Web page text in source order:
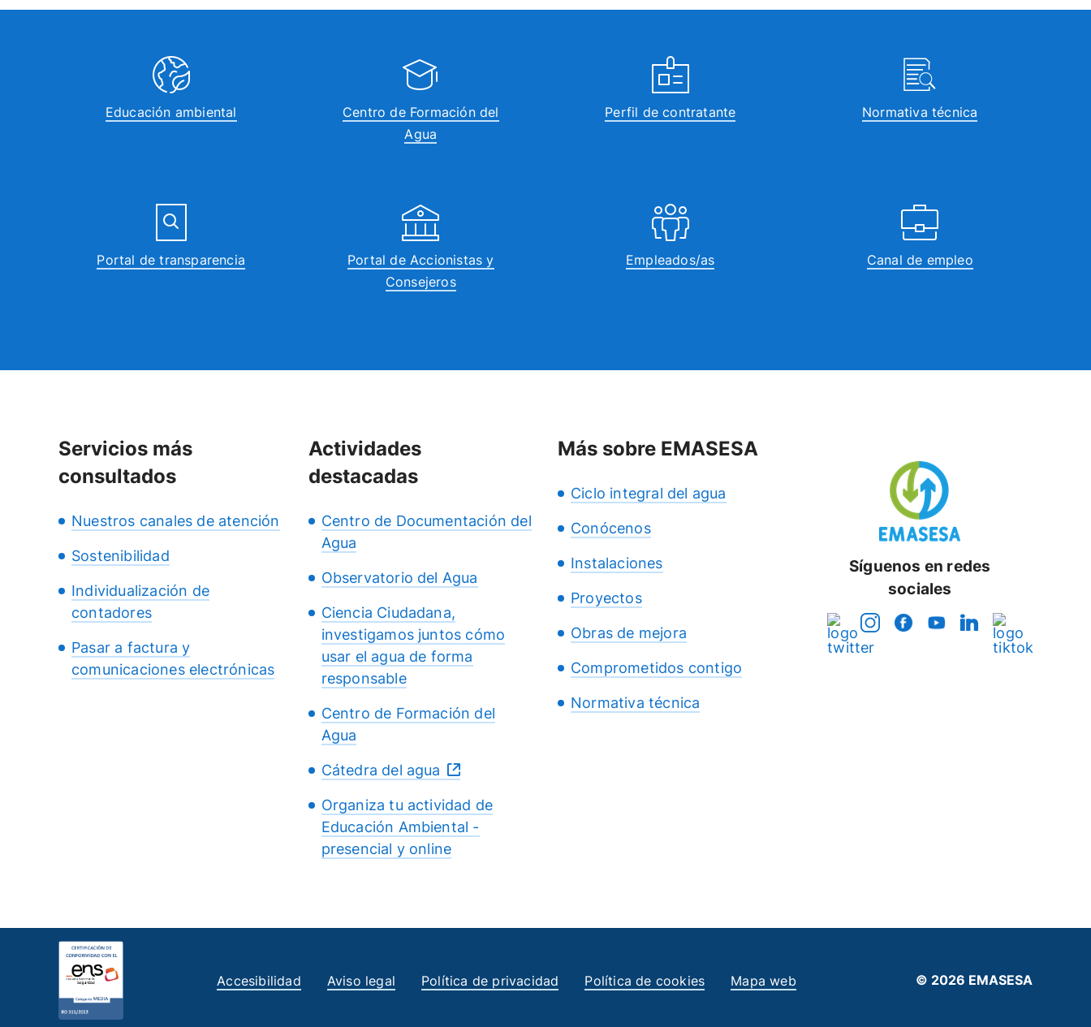
Educación ambiental
Centro de Formación del
Agua
Perfil de contratante Normativa técnica
Portal de transparencia
Portal de Accionistas y
Consejeros
Empleados/as Canal de empleo
Servicios más
consultados
Nuestros canales de atención
Sostenibilidad
Individualización de
contadores
Pasar a factura y
comunicaciones electrónicas
Actividades
destacadas
Centro de Documentación del
Agua
Observatorio del Agua
Ciencia Ciudadana,
investigamos juntos cómo
usar el agua de forma
responsable
Centro de Formación del
Agua
Cátedra del agua
Organiza tu actividad de
Educación Ambiental -
presencial y online
Más sobre EMASESA
Ciclo integral del agua
Conócenos
Instalaciones
Proyectos
Obras de mejora
Comprometidos contigo
Normativa técnica
Síguenos en redes
sociales
Accesibilidad Aviso legal Política de privacidad Política de cookies Mapa web © 2026 EMASESA